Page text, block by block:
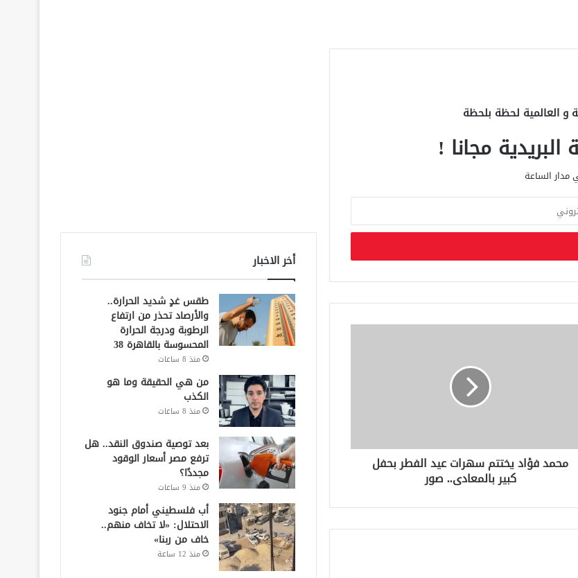
و العالمية لحظة بلحظة
مجانا !
محمد فؤاد يختتم سهرات عيد الفطر بحفل
كبير بالمعادى.. صور
أخر الاخبار
طقس غدٍ شديد الحرارة..
والأرصاد تحذر من ارتفاع
الرطوبة ودرجة الحرارة
المحسوسة بالقاهرة 38
منذ 8 ساعات
من هي الحقيقة وما هو
الكذب
منذ 8 ساعات
بعد توصية صندوق النقد.. هل
ترفع مصر أسعار الوقود
مجددًا؟
منذ 9 ساعات
أب فلسطيني أمام جنود
الاحتلال: «لا تخاف منهم..
خاف من ربنا»
منذ 12 ساعة